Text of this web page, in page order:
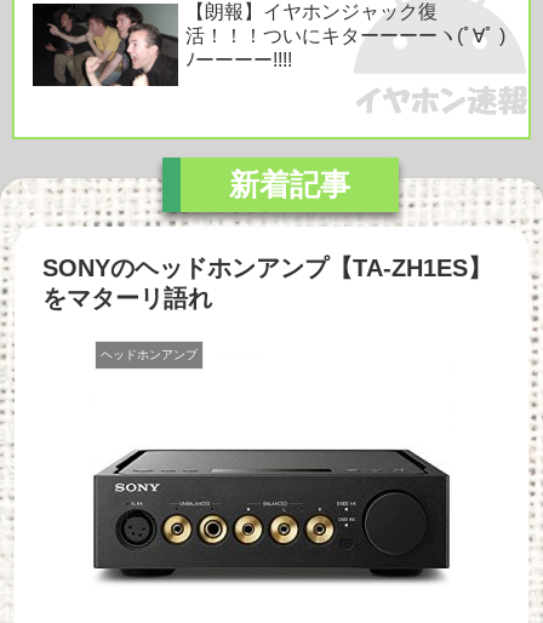
【朗報】イヤホンジャック復
活！！！ついにキターーーーヽ(ﾟ∀ﾟ )
ﾉーーーー!!!!
SONYのヘッドホンアンプ【TA-ZH1ES】
をマターリ語れ
ヘッドホンアンプ